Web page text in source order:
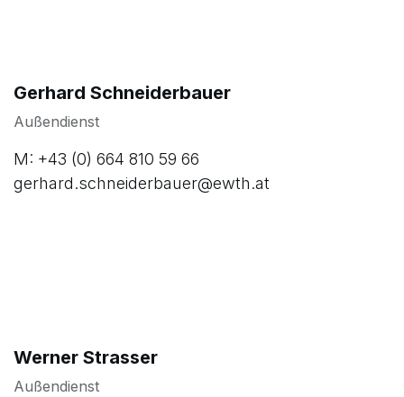
Gerhard Schneiderbauer
Außendienst
M: +43 (0) 664 810 59 66
gerhard.schneiderbauer@ewth.at
Werner Strasser
Außendienst